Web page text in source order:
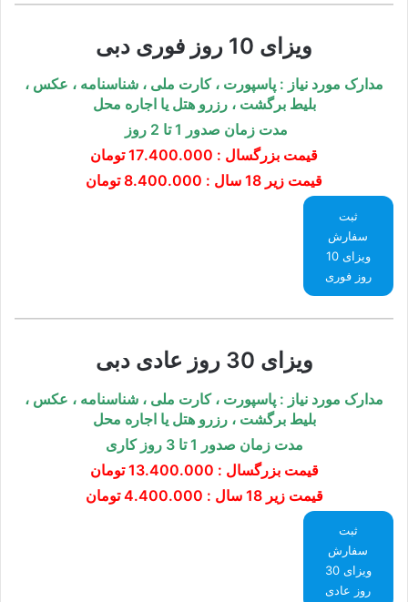
ویزای 10 روز فوری دبی
مدارک مورد نیاز : پاسپورت ، کارت ملی ، شناسنامه ، عکس ،
بلیط برگشت ، رزرو هتل یا اجاره محل
مدت زمان صدور 1 تا 2 روز
قیمت بزرگسال :
قیمت زیر 18 سال : 8.400.000 تومان
ثبت
سفارش
ویزای 10
روز فوری
ویزای 30 روز عادی دبی
مدارک مورد نیاز : پاسپورت ، کارت ملی ، شناسنامه ، عکس ،
بلیط برگشت ، رزرو هتل یا اجاره محل
مدت زمان صدور 1 تا 3 روز کاری
قیمت بزرگسال :
قیمت زیر 18 سال : 4.400.000 تومان
ثبت
سفارش
ویزای 30
روز عادی